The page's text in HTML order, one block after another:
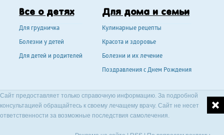
Все о детях
Для грудничка
Болезни у детей
Для детей и родителей
Для дома и семьи
Кулинарные рецепты
Красота и здоровье
Болезни и их лечение
Поздравления с Днем Рождения
Сайт предоставляет только справочную информацию. За подробной
консультацией обращайтесь к своему лечащему врачу. Сайт не несет
ответственности за возможные последствия самолечения.